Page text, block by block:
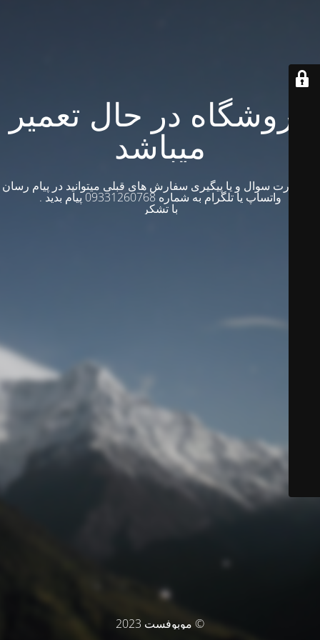
فروشگاه در حال تعمیر
میباشد
در صورت سوال و یا پیگیری سفارش های قبلی میتوانید در پیام رسان
واتساپ یا تلگرام به شماره 09331260768 پیام بدید .
با تشکر
© موبوفست 2023